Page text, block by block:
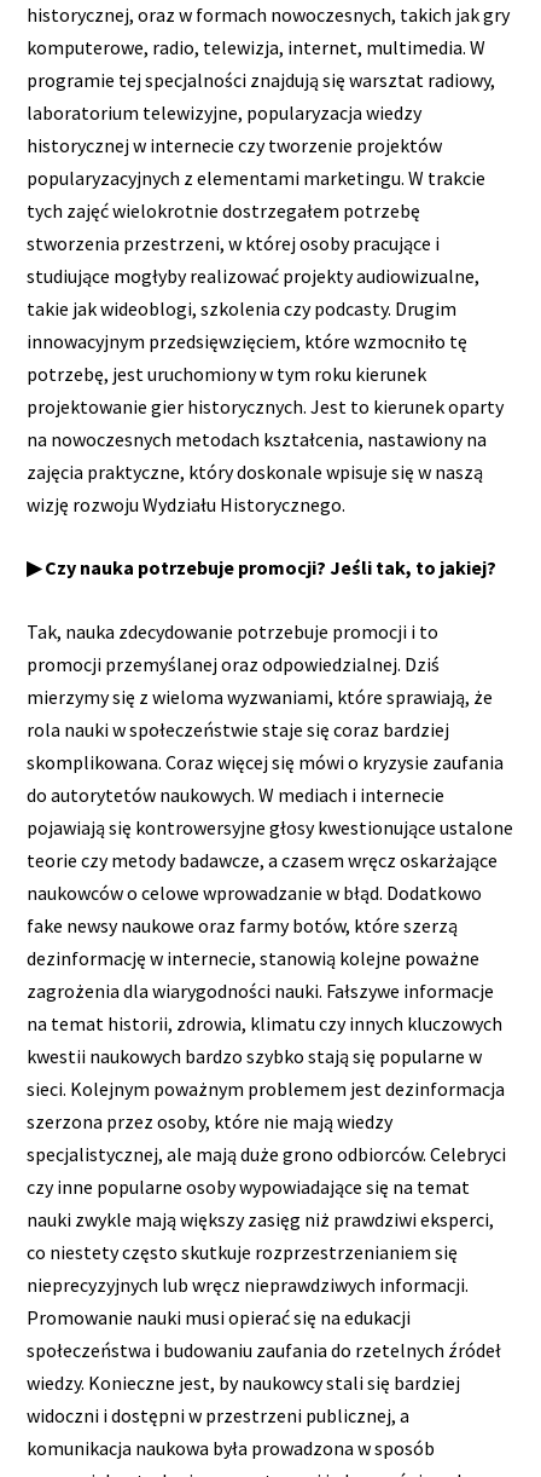
historycznej, oraz w formach nowoczesnych, takich jak gry
komputerowe, radio, telewizja, internet, multimedia. W
programie tej specjalności znajdują się warsztat radiowy,
laboratorium telewizyjne, popularyzacja wiedzy
historycznej w internecie czy tworzenie projektów
popularyzacyjnych z elementami marketingu. W trakcie
tych zajęć wielokrotnie dostrzegałem potrzebę
stworzenia przestrzeni, w której osoby pracujące i
studiujące mogłyby realizować projekty audiowizualne,
takie jak wideoblogi, szkolenia czy podcasty. Drugim
innowacyjnym przedsięwzięciem, które wzmocniło tę
potrzebę, jest uruchomiony w tym roku kierunek
projektowanie gier historycznych. Jest to kierunek oparty
na nowoczesnych metodach kształcenia, nastawiony na
zajęcia praktyczne, który doskonale wpisuje się w naszą
wizję rozwoju Wydziału Historycznego.
▶ Czy nauka potrzebuje promocji? Jeśli tak, to jakiej?
Tak, nauka zdecydowanie potrzebuje promocji i to
promocji przemyślanej oraz odpowiedzialnej. Dziś
mierzymy się z wieloma wyzwaniami, które sprawiają, że
rola nauki w społeczeństwie staje się coraz bardziej
skomplikowana. Coraz więcej się mówi o kryzysie zaufania
do autorytetów naukowych. W mediach i internecie
pojawiają się kontrowersyjne głosy kwestionujące ustalone
teorie czy metody badawcze, a czasem wręcz oskarżające
naukowców o celowe wprowadzanie w błąd. Dodatkowo
fake newsy naukowe oraz farmy botów, które szerzą
dezinformację w internecie, stanowią kolejne poważne
zagrożenia dla wiarygodności nauki. Fałszywe informacje
na temat historii, zdrowia, klimatu czy innych kluczowych
kwestii naukowych bardzo szybko stają się popularne w
sieci. Kolejnym poważnym problemem jest dezinformacja
szerzona przez osoby, które nie mają wiedzy
specjalistycznej, ale mają duże grono odbiorców. Celebryci
czy inne popularne osoby wypowiadające się na temat
nauki zwykle mają większy zasięg niż prawdziwi eksperci,
co niestety często skutkuje rozprzestrzenianiem się
nieprecyzyjnych lub wręcz nieprawdziwych informacji.
Promowanie nauki musi opierać się na edukacji
społeczeństwa i budowaniu zaufania do rzetelnych źródeł
wiedzy. Konieczne jest, by naukowcy stali się bardziej
widoczni i dostępni w przestrzeni publicznej, a
komunikacja naukowa była prowadzona w sposób